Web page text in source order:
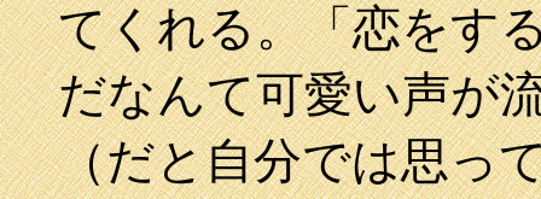
てくれる。「恋をす
だなんて可愛い声が
（だと自分では思